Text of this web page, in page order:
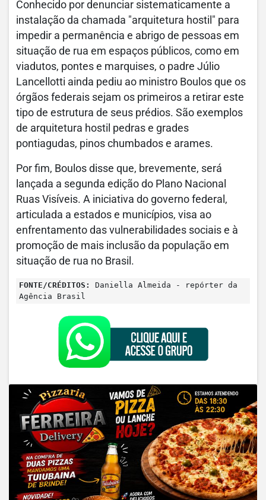
Conhecido por denunciar sistematicamente a
instalação da chamada "arquitetura hostil" para
impedir a permanência e abrigo de pessoas em
situação de rua em espaços públicos, como em
viadutos, pontes e marquises, o padre Júlio
Lancellotti ainda pediu ao ministro Boulos que os
órgãos federais sejam os primeiros a retirar este
tipo de estrutura de seus prédios. São exemplos
de arquitetura hostil pedras e grades
pontiagudas, pinos chumbados e arames.
Por fim, Boulos disse que, brevemente, será
lançada a segunda edição do Plano Nacional
Ruas Visíveis. A iniciativa do governo federal,
articulada a estados e municípios, visa ao
enfrentamento das vulnerabilidades sociais e à
promoção de mais inclusão da população em
situação de rua no Brasil.
FONTE/CRÉDITOS:
Daniella Almeida - repórter da
Agência Brasil